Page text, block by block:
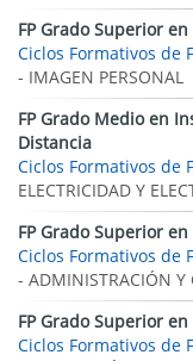
FP Grado Superior
Ciclos Formativos de
- IMAGEN PERSONAL
FP Grado Medio en
Distancia
Ciclos Formativos de
ELECTRICIDAD Y
FP Grado Superior
Ciclos Formativos de
- ADMINISTRACIÓN Y
FP Grado Superior
Ciclos Formativos de